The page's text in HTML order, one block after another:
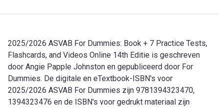
2025/2026 ASVAB For Dummies: Book + 7 Practice Tests,
Flashcards, and Videos Online 14th Editie is geschreven
door Angie Papple Johnston en gepubliceerd door For
Dummies. De digitale en eTextbook-ISBN's voor
2025/2026 ASVAB For Dummies zijn 9781394323470,
1394323476 en de ISBN's voor gedrukt materiaal zijn